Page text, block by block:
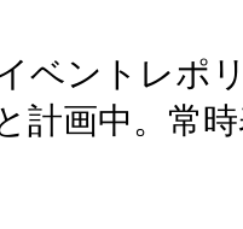
ベントレポ
計画中。常